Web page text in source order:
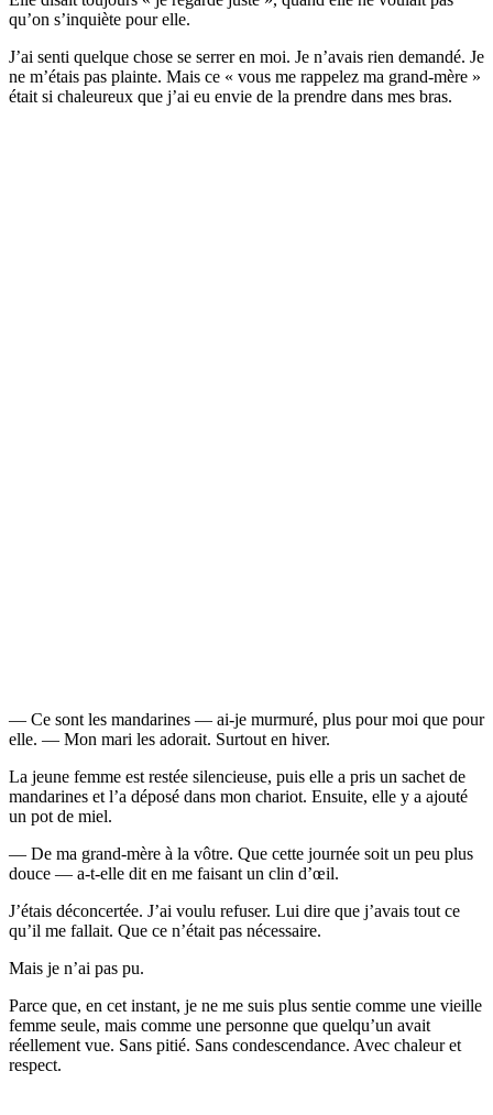
qu’on s’inquiète pour elle.
J’ai senti quelque chose se serrer en moi. Je n’avais rien demandé. Je
ne m’étais pas plainte. Mais ce « vous me rappelez ma grand-mère »
était si chaleureux que j’ai eu envie de la prendre dans mes bras.
— Ce sont les mandarines — ai-je murmuré, plus pour moi que pour
elle. — Mon mari les adorait. Surtout en hiver.
La jeune femme est restée silencieuse, puis elle a pris un sachet de
mandarines et l’a déposé dans mon chariot. Ensuite, elle y a ajouté
un pot de miel.
— De ma grand-mère à la vôtre. Que cette journée soit un peu plus
douce — a-t-elle dit en me faisant un clin d’œil.
J’étais déconcertée. J’ai voulu refuser. Lui dire que j’avais tout ce
qu’il me fallait. Que ce n’était pas nécessaire.
Mais je n’ai pas pu.
Parce que, en cet instant, je ne me suis plus sentie comme une vieille
femme seule, mais comme une personne que quelqu’un avait
réellement vue. Sans pitié. Sans condescendance. Avec chaleur et
respect.